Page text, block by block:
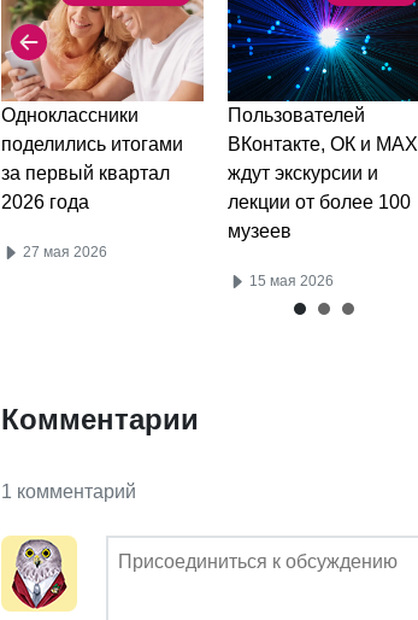
Одноклассники
поделились итогами
за первый квартал
2026 года
27 мая 2026
Пользователей
ВКонтакте, ОК и МАХ
ждут экскурсии и
лекции от более 100
музеев
15 мая 2026
Комментарии
1 комментарий